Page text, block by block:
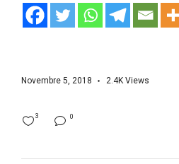
Novembre 5, 2018 2.4K Views
0
3